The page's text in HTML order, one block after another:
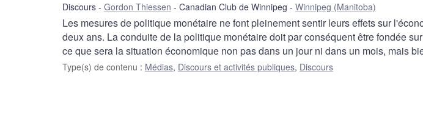
Discours Gordon Thiessen Canadian Club de Winnipeg Winnipeg (Manitoba)
Les mesures de politique monétaire ne font pleinement sentir leurs effets sur
deux ans. La conduite de la politique monétaire doit par conséquent être fondée
ce que sera la situation économique non pas dans un jour ni dans un mois, mais
Type(s) de contenu : Médias, Discours et activités publiques, Discours